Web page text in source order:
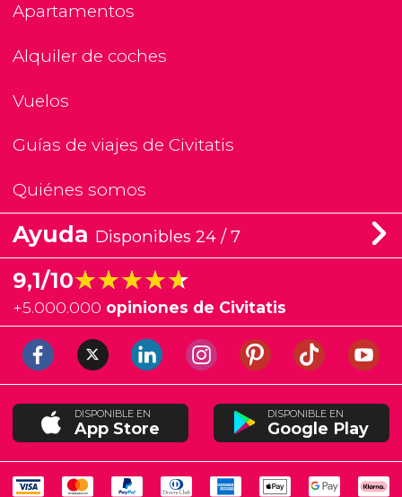
Apartamentos
Alquiler de coches
Vuelos
Guías de viajes de Civitatis
Quiénes somos
Ayuda Disponibles 24 / 7
9,1/10★★★★★
★★★★★
+5.000.000 opiniones de Civitatis
DISPONIBLE EN
App Store
DISPONIBLE EN
Google Play